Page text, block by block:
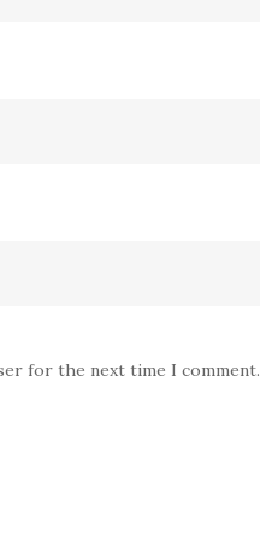
for the next time I comment.